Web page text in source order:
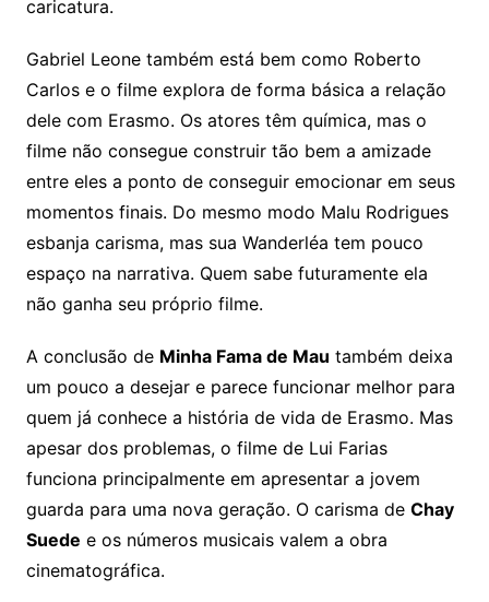
caricatura.
Gabriel Leone também está bem como Roberto
Carlos e o filme explora de forma básica a relação
dele com Erasmo. Os atores têm química, mas o
filme não consegue construir tão bem a amizade
entre eles a ponto de conseguir emocionar em seus
momentos finais. Do mesmo modo Malu Rodrigues
esbanja carisma, mas sua Wanderléa tem pouco
espaço na narrativa. Quem sabe futuramente ela
não ganha seu próprio filme.
A conclusão de Minha Fama de Mau também deixa
um pouco a desejar e parece funcionar melhor para
quem já conhece a história de vida de Erasmo. Mas
apesar dos problemas, o filme de Lui Farias
funciona principalmente em apresentar a jovem
guarda para uma nova geração. O carisma de Chay
Suede e os números musicais valem a obra
cinematográfica.